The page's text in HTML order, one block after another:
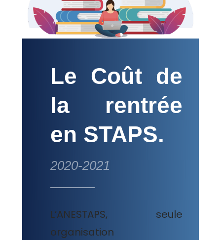
Le Coût de
la rentrée
en STAPS.
2020-2021
L’ANESTAPS, seule
organisation